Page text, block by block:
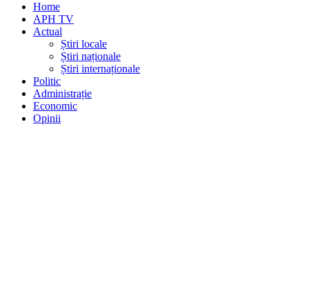
Home
APH TV
Actual
Știri locale
Știri naționale
Știri internaționale
Politic
Administrație
Economic
Opinii